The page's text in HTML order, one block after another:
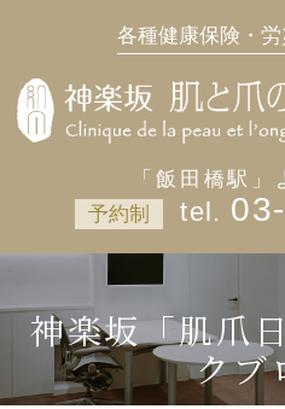
各種健康保険・
「飯田橋駅
予約制
神楽坂「肌爪
クブ